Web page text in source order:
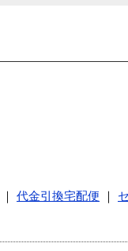
代金引換宅配便